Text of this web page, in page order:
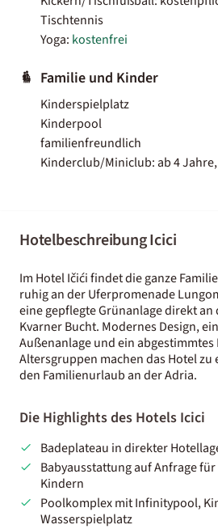
Tischtennis
Yoga: kostenfrei
Familie und Kinder
Kinderspielplatz
Kinderpool
familienfreundlich
Kinderclub/Miniclub: ab 4
Hotelbeschreibung Icici
Im Hotel Ičići findet die ganze
ruhig an der Uferpromenade
eine gepflegte Grünanlage direkt
Kvarner Bucht. Modernes Design,
Außenanlage und ein
Altersgruppen machen das Hotel
den Familienurlaub an der Adria.
Die Highlights des Hotels Icici
Badeplateau in direkter
Babyausstattung auf Anfrage
Kindern
Poolkomplex mit Infinitypool,
Wasserspielplatz